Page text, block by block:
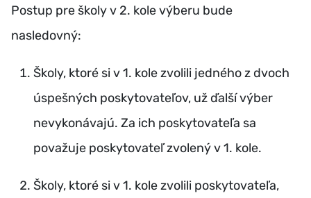
Postup pre školy v 2. kole výberu bude
nasledovný:
Školy, ktoré si v 1. kole zvolili jedného z dvoch
úspešných poskytovateľov, už ďalší výber
nevykonávajú. Za ich poskytovateľa sa
považuje poskytovateľ zvolený v 1. kole.
Školy, ktoré si v 1. kole zvolili poskytovateľa,